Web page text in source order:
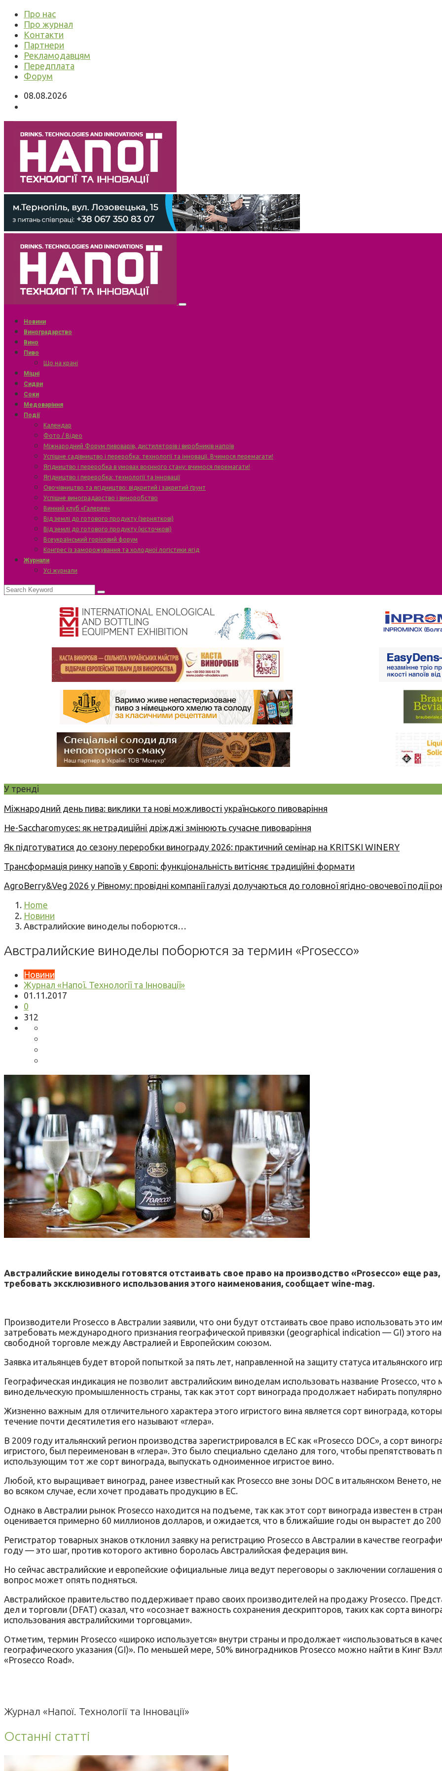
Про нас
Про журнал
Контакти
Партнери
Рекламодавцям
Передплата
Форум
08.08.2026
Новини
Виноградарство
Вино
Пиво
Що на крані
Міцні
Сидри
Соки
Медоваріння
Події
Календар
Фото / Відео
Міжнародний Форум пивоварів, дистиляторів і виробників напоїв
Успішне садівництво і переробка: технології та інновації. Вчимося перемагати!
Ягідництво і переробка в умовах воєнного стану: вчимося перемагати!
Ягідництво і переробка: технології та інновації
Овочівництво та ягідництво: відкритий і закритий ґрунт
Успішне виноградарство і виноробство
Винний клуб «Галерея»
Від землі до готового продукту (зерняткові)
Від землі до готового продукту (кісточкові)
Всеукраїнський горіховий форум
Конгрес із заморожування та холодної логістики ягід
Журнали
Усі журнали
У тренді
Міжнародний день пива: виклики та нові можливості українського пивоваріння
Не-Saccharomyces: як нетрадиційні дріжджі змінюють сучасне пивоваріння
Як підготуватися до сезону переробки винограду 2026: практичний семінар на KRITSKI WINERY
Трансформація ринку напоїв у Європі: функціональність витісняє традиційні формати
AgroBerry&Veg 2026 у Рівному: провідні компанії галузі долучаються до головної ягідно-овочевої події
Home
Новини
Австралийские виноделы поборются…
Австралийские виноделы поборются за термин «Prosecco»
Новини
Журнал «Напої. Технології та Інновації»
01.11.2017
0
312
Австралийские виноделы готовятся отстаивать свое право на производство «Prosecco» еще
требовать эксклюзивного использования этого наименования, сообщает wine-mag.
Производители Prosecco в Австралии заявили, что они будут отстаивать свое право использовать это
затребовать международного признания географической привязки (geographical indication — GI) этого
свободной торговле между Австралией и Европейским союзом.
Заявка итальянцев будет второй попыткой за пять лет, направленной на защиту статуса итальянского
Географическая индикация не позволит австралийским виноделам использовать название Prosecco,
винодельческую промышленность страны, так как этот сорт винограда продолжает набирать
Жизненно важным для отличительного характера этого игристого вина является сорт винограда,
течение почти десятилетия его называют «глера».
В 2009 году итальянский регион производства зарегистрировался в ЕС как «Prosecco DOC», а сорт
игристого, был переименован в «глера». Это было специально сделано для того, чтобы
использующим тот же сорт винограда, выпускать одноименное игристое вино.
Любой, кто выращивает виноград, ранее известный как Prosecco вне зоны DOC в итальянском Венето,
во всяком случае, если хочет продавать продукцию в ЕС.
Однако в Австралии рынок Prosecco находится на подъеме, так как этот сорт винограда известен в
оценивается примерно 60 миллионов долларов, и ожидается, что в ближайшие годы он вырастет до
Регистратор товарных знаков отклонил заявку на регистрацию Prosecco в Австралии в качестве
году — это шаг, против которого активно боролась Австралийская федерация вин.
Но сейчас австралийские и европейские официальные лица ведут переговоры о заключении
вопрос может опять подняться.
Австралийское правительство поддерживает право своих производителей на продажу Prosecco.
дел и торговли (DFAT) сказал, что «осознает важность сохранения дескрипторов, таких как сорта
использования австралийскими торговцами».
Отметим, термин Prosecco «широко используется» внутри страны и продолжает «использоваться в
географического указания (GI)». По меньшей мере, 50% виноградников Prosecco можно найти в Кинг
«Prosecco Road».
Журнал «Напої. Технології та Інновації»
Останні статті